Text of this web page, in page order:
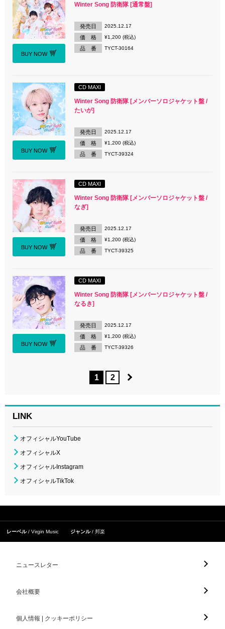
BUY NOW
Winter Song 防衛隊 [通常盤]
発売日 2025.12.17
価 格 ¥1,200 (税込)
品 番 TYCT-30164
BUY NOW
CD MAXI
Winter Song 防衛隊 [メンバーソロジャケット盤 /
たいが]
発売日 2025.12.17
価 格 ¥1,200 (税込)
品 番 TYCT-39324
BUY NOW
CD MAXI
Winter Song 防衛隊 [メンバーソロジャケット盤 /
なぎ]
発売日 2025.12.17
価 格 ¥1,200 (税込)
品 番 TYCT-39325
BUY NOW
CD MAXI
Winter Song 防衛隊 [メンバーソロジャケット盤 /
なるき]
発売日 2025.12.17
価 格 ¥1,200 (税込)
品 番 TYCT-39326
1 2
LINK
オフィシャルYouTube
オフィシャルX
オフィシャルInstagram
オフィシャルTikTok
レーベル Virgin Music ジャンル 邦楽
ニュースレター
会社概要
個人情報 | クッキーポリシー